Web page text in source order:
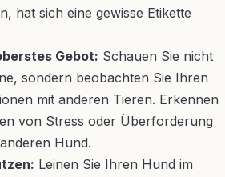
hat sich eine gewisse Etikette
Gebot: Schauen Sie nicht
sondern beobachten Sie Ihren
mit anderen Tieren. Erkennen
von Stress oder Überforderung
Hund.
Leinen Sie Ihren Hund im